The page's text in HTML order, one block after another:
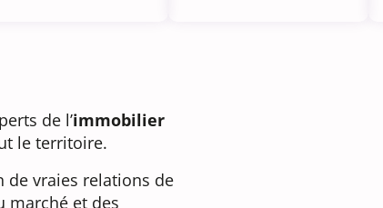
de l’immobilier
le territoire.
de vraies relations de
marché et des